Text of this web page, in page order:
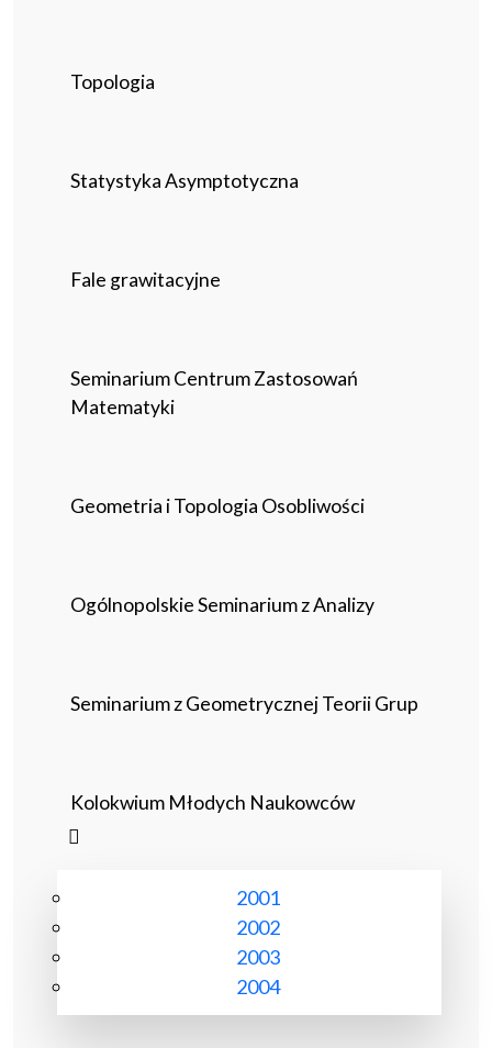
Topologia
Statystyka Asymptotyczna
Fale grawitacyjne
Seminarium Centrum Zastosowań
Matematyki
Geometria i Topologia Osobliwości
Ogólnopolskie Seminarium z Analizy
Seminarium z Geometrycznej Teorii Grup
Kolokwium Młodych Naukowców
2001
2002
2003
2004